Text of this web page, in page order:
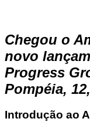
Chegou o
novo
Progress
Pompéia,
Introdução ao